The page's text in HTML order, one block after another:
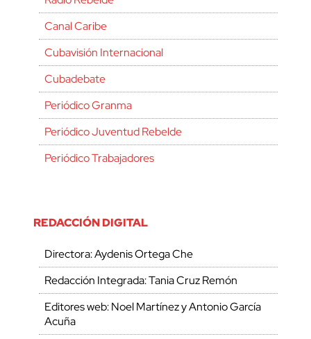
Canal Caribe
Cubavisión Internacional
Cubadebate
Periódico Granma
Periódico Juventud Rebelde
Periódico Trabajadores
REDACCIÓN DIGITAL
Directora: Aydenis Ortega Che
Redacción Integrada: Tania Cruz Remón
Editores web: Noel Martínez y Antonio García
Acuña